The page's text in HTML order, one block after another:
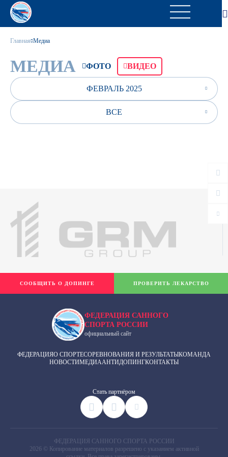
Главная Медиа
МЕДИА ФОТО ВИДЕО
ФЕВРАЛЬ 2025
ВСЕ
ФЕДЕРАЦИЯ САННОГО
СПОРТА РОССИИ
официальный сайт
ФЕДЕРАЦИЯО СПОРТЕСОРЕВНОВАНИЯ И РЕЗУЛЬТАТЫКОМАНДА
НОВОСТИМЕДИААНТИДОПИНГКОНТАКТЫ
Cтать партнёром
СООБЩИТЬ О ДОПИНГЕ ПРОВЕРИТЬ ЛЕКАРСТВО
ФЕДЕРАЦИЯ САННОГО СПОРТА РОССИИ
2026 © Копирование материалов разрешено с указанием активной